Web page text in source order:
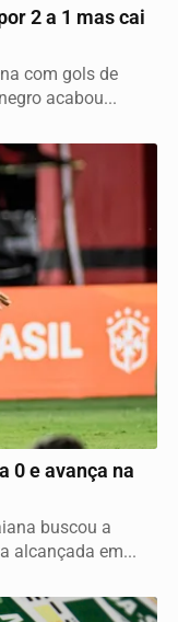
2 a 1 mas cai
com gols de
acabou...
0 e avança na
buscou a
alcançada em...